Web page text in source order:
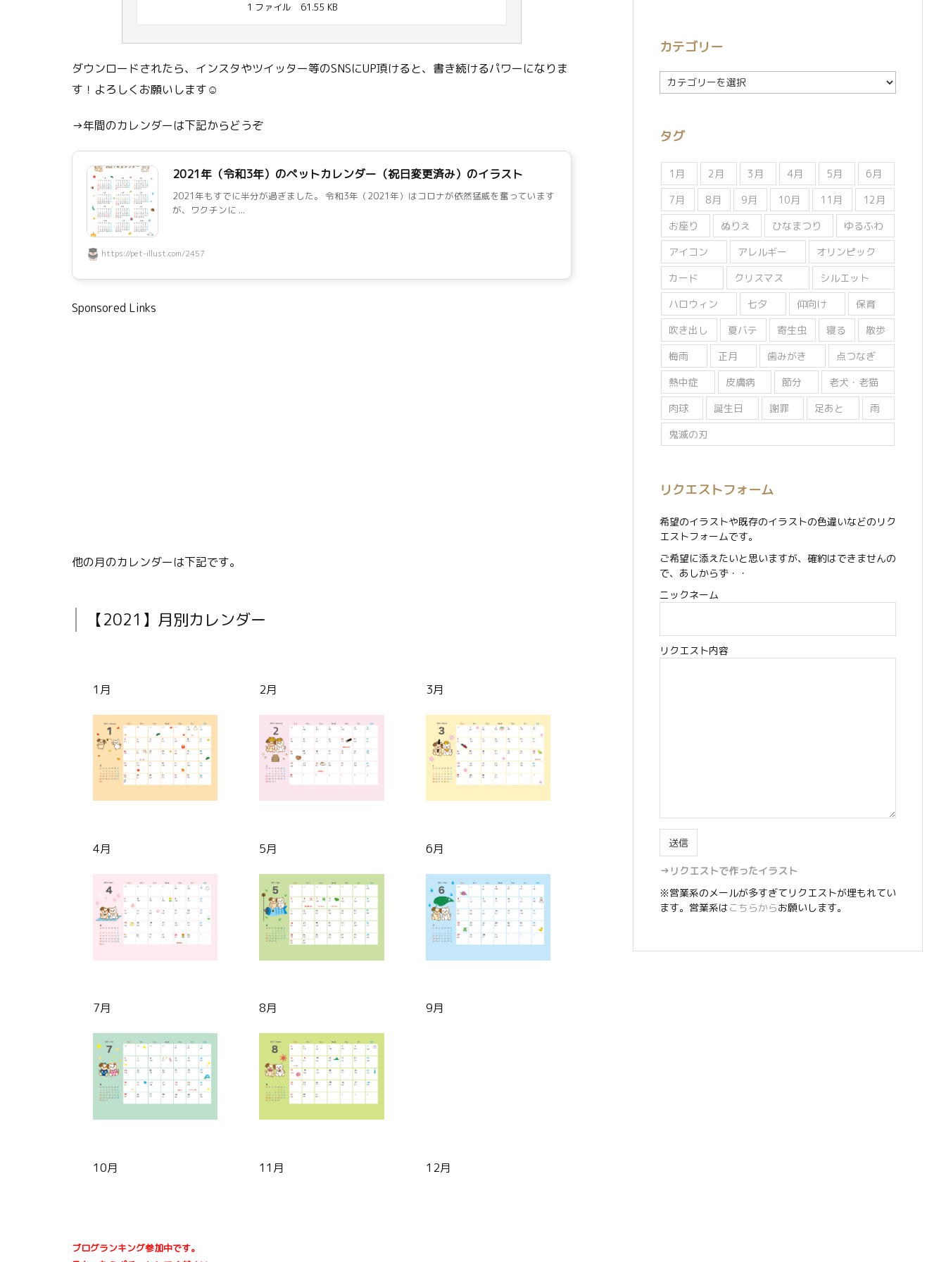
1 ファイル 61.55 KB
ダウンロードされたら、インスタやツイッター等のSNSにUP頂けると、書き続けるパワーになりま
す！よろしくお願いします☺
→年間のカレンダーは下記からどうぞ
2021年（令和3年）のペットカレンダー（祝日変更済み）のイラスト
2021年もすでに半分が過ぎました。 令和3年（2021年）はコロナが依然猛威を奮っています
が、ワクチンに ...
https://pet-illust.com/2457
Sponsored Links
他の月のカレンダーは下記です。
【2021】月別カレンダー
1月 2月 3月
4月 5月 6月
7月 8月 9月
10月 11月 12月
ブログランキング参加中です。
カテゴリー
カ
テ
ー
タグ
1月 2月 3月 4月 5月
6月
7月
8月 9月 10月 11月
12月
お座り
ぬりえ ひなまつり
ゆるふわ
アイコン
アレルギー
オリンピック
カード
クリスマス
シルエット
ハロウィン
七夕 仰向け
保育
吹き出し
夏バテ 寄生虫 寝る
散歩
梅雨
正月 歯みがき
点つなぎ
熱中症
皮膚病 節分
老犬・老猫
肉球
誕生日 謝罪 足あと
雨
鬼滅の刃
リクエストフォーム
希望のイラストや既存のイラストの色違いなどのリク
エストフォームです。
ご希望に添えたいと思いますが、確約はできませんの
で、あしからず・・
ニックネーム
リクエスト内容
→リクエストで作ったイラスト
※営業系のメールが多すぎてリクエストが埋もれてい
ます。営業系はこちらからお願いします。